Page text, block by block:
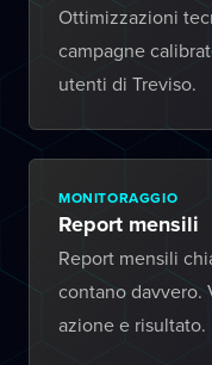
Ottimizzazioni
campagne
utenti di Treviso.
MONITORAGGIO
Report mensili
Report mensili
contano davvero.
azione e risultato.